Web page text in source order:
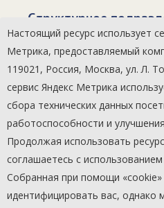
Структурное
Менжинский СДК
Количество
12
Категория
Дети
Настоящий ресурс использует
Метрика, предоставляемый
119021, Россия, Москва, ул. Л.
сервис Яндекс Метрика
сбора технических данных
работоспособности и
Продолжая использовать
соглашаетесь с
Собранная при помощи
идентифицировать вас,